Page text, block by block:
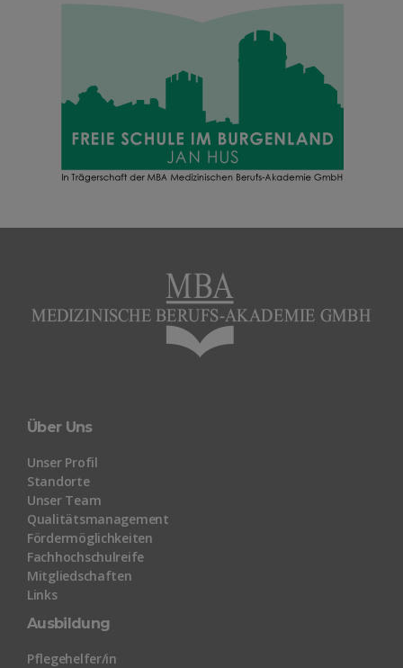
Über Uns
Unser Profil
Standorte
Unser Team
Qualitätsmanagement
Fördermöglichkeiten
Fachhochschulreife
Mitgliedschaften
Links
Ausbildung
Pflegehelfer/in